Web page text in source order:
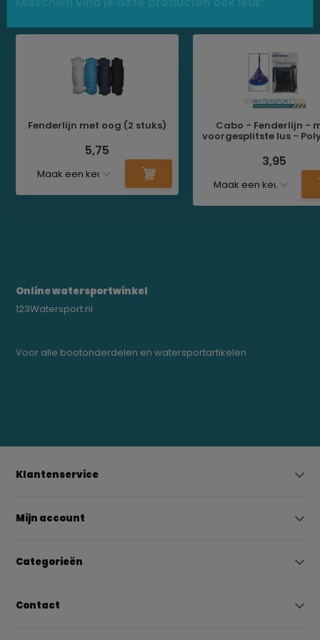
Fenderlijn met oog (2 stuks)
5,75
Cabo - Fenderlijn -
voorgesplitste lus -
3,95
Online watersportwinkel
123Watersport.nl
Voor alle bootonderdelen en watersportartikelen
Klantenservice
Mijn account
Categorieën
Contact